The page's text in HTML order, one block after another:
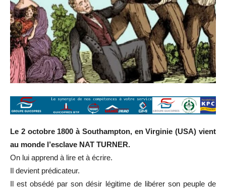
Le 2 octobre 1800 à Southampton, en Virginie (USA) vient
au monde l’esclave NAT TURNER.
On lui apprend à lire et à écrire.
Il devient prédicateur.
Il est obsédé par son désir légitime de libérer son peuple de